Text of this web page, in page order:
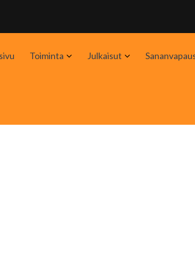
Toiminta AvaaJulkaisut Avaa